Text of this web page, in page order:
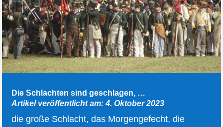
Die Schlachten sind geschlagen, …
Artikel veröffentlicht am: 4. Oktober 2023
die große Schlacht, das Morgengefecht, die